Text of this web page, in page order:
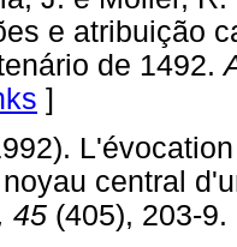
e atribuição
de 1492.
]
central
45 (405),